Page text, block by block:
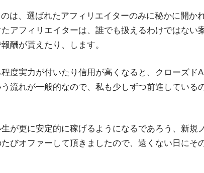
は、選ばれたアフィリエイターのみに秘かに開か
アフィリエイターは、誰でも扱えるわけではない
酬が貰えたり、します。
度実力が付いたり信用が高くなると、クローズド
流れが一般的なので、私も少しずつ前進している
が更に安定的に稼げるようになるであろう、新規
びオファーして頂きましたので、遠くない日にそ